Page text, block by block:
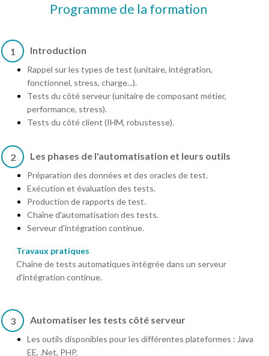
Programme de la formation
1 Introduction
Rappel sur les types de test (unitaire, intégration,
fonctionnel, stress, charge...).
Tests du côté serveur (unitaire de composant métier,
performance, stress).
Tests du côté client (IHM, robustesse).
2 Les phases de l'automatisation et leurs outils
Préparation des données et des oracles de test.
Exécution et évaluation des tests.
Production de rapports de test.
Chaîne d'automatisation des tests.
Serveur d'intégration continue.
Travaux pratiques
Chaîne de tests automatiques intégrée dans un serveur
d'intégration continue.
3 Automatiser les tests côté serveur
Les outils disponibles pour les différentes plateformes : Java
EE, .Net, PHP.